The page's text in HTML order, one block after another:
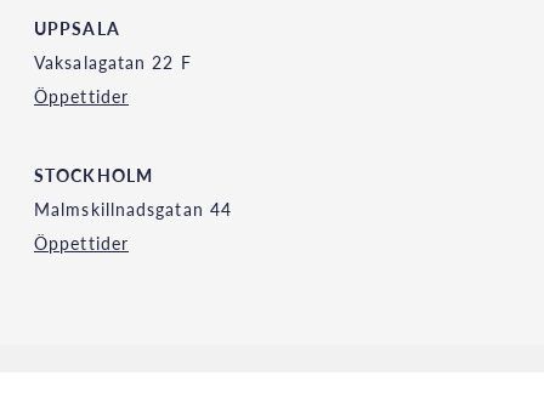
UPPSALA
Vaksalagatan 22 F
Öppettider
STOCKHOLM
Malmskillnadsgatan 44
Öppettider